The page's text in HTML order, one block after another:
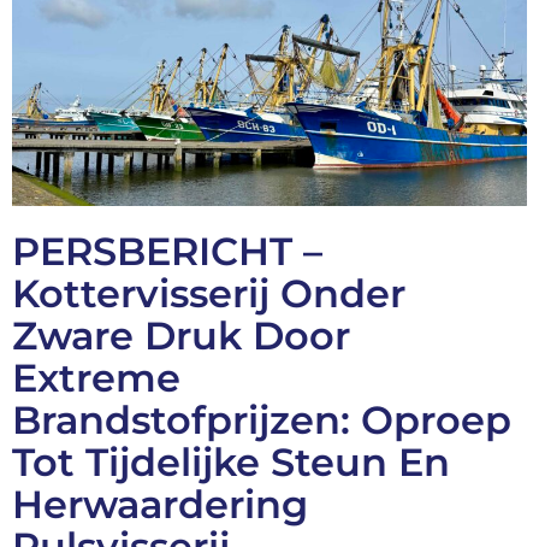
PERSBERICHT –
Kottervisserij Onder
Zware Druk Door
Extreme
Brandstofprijzen: Oproep
Tot Tijdelijke Steun En
Herwaardering